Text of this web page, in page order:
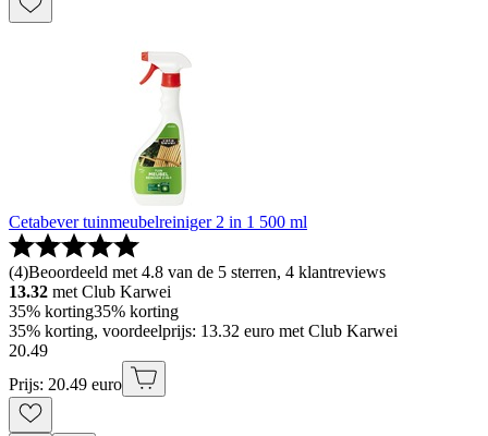
Cetabever tuinmeubelreiniger 2 in 1 500 ml
(4)Beoordeeld met 4.8 van de 5 sterren, 4 klantreviews
13.32 met Club Karwei
35% korting35% korting
35% korting, voordeelprijs: 13.32 euro met Club Karwei
20.49
Prijs: 20.49 euro